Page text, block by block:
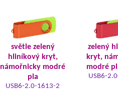
světle zelený
hliníkový kryt,
námořnicky modré
pla
USB6-2.0-1613-2
zelený
kryt,
modré
USB6-